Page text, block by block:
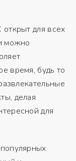
для всех
можно
время, будь то
делая
для